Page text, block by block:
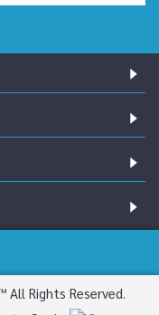
Rights Reserved.